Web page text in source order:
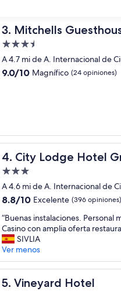
e
a
b
i
o
,
b
u
e
n
a
u
b
i
c
a
c
i
3. Mitchells
Mitchells Guesthouse
Propiedad
de
3.5
A 4.7 mi de A. Internacional de
9.0
9.0/10 Magnífico (24 opiniones)
4. City Lodge Hotel
City Lodge Hotel
Propiedad
de
3.0
A 4.6 mi de A. Internacional de
8.8
10,
Excelente,
(396
opiniones)
8.8/10 Excelente (396 opiniones)
“
B
u
e
n
a
s
“Buenas instalaciones. Personal
Casino con amplia oferta
SIVLIA
Ver menos
5. Vineyard Hotel
Vineyard Hotel